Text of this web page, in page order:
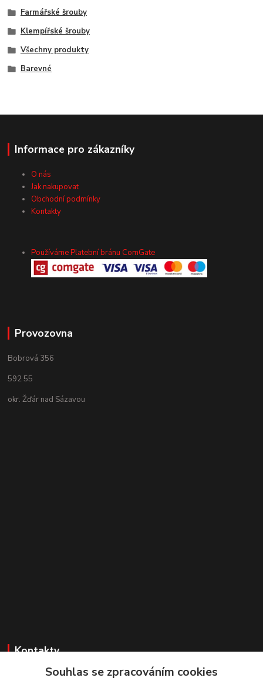
Farmářské šrouby
Klempířské šrouby
Všechny produkty
Barevné
Informace pro zákazníky
O nás
Jak nakupovat
Obchodní podmínky
Kontakty
Používáme Platební bránu ComGate
Provozovna
Bobrová 356
592 55
okr. Žďár nad Sázavou
Kontakty
Irena DvořákováSouhlas se zpracováním cookies